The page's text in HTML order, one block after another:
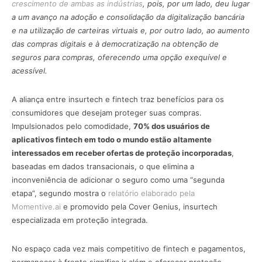
crescimento de ambas as indústrias, pois, por um lado, deu lugar
a um avanço na adoção e consolidação da digitalização bancária
e na utilização de carteiras virtuais e, por outro lado, ao aumento
das compras digitais e à democratização na obtenção de
seguros para compras, oferecendo uma opção exequível e
acessível.
A aliança entre insurtech e fintech traz benefícios para os
consumidores que desejam proteger suas compras.
Impulsionados pelo comodidade, 70% dos usuários de
aplicativos fintech em todo o mundo estão altamente
interessados em receber ofertas de proteção incorporadas,
baseadas em dados transacionais, o que elimina a
inconveniência de adicionar o seguro como uma “segunda
etapa”, segundo mostra o relatório elaborado pela
Momentive.ai e promovido pela Cover Genius, insurtech
especializada em proteção integrada.
No espaço cada vez mais competitivo de fintech e pagamentos,